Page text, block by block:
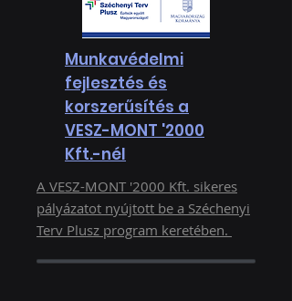
Munkavédelmi
fejlesztés és
korszerűsítés a
VESZ-MONT '2000
Kft.-nél
A VESZ-MONT '2000 Kft. sikeres
pályázatot nyújtott be a Széchenyi
Terv Plusz program keretében.